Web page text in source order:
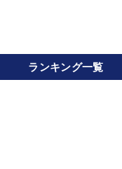
ランキング一覧